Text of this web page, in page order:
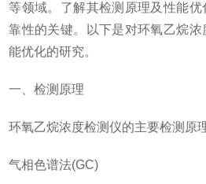
等领域。了解其检测原理及性能
靠性的关键。以下是对环氧乙烷
能优化的研究。
一、检测原理
环氧乙烷浓度检测仪的主要检测原
气相色谱法(GC)